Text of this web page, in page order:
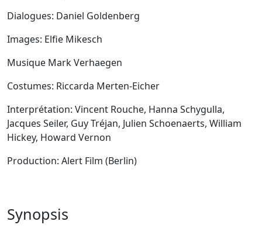
Dialogues: Daniel Goldenberg
Images: Elfie Mikesch
Musique Mark Verhaegen
Costumes: Riccarda Merten-Eicher
Interprétation: Vincent Rouche, Hanna Schygulla,
Jacques Seiler, Guy Tréjan, Julien Schoenaerts, William
Hickey, Howard Vernon
Production: Alert Film (Berlin)
Synopsis